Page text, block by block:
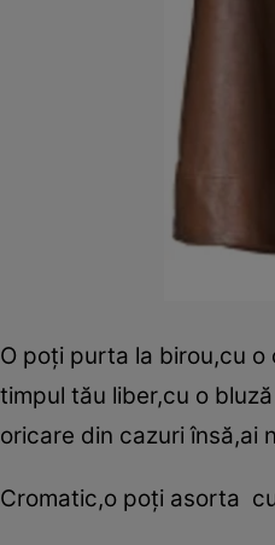
O poţi purta la birou,cu
timpul tău liber,cu o
oricare din cazuri însă,ai
Cromatic,o poţi asorta